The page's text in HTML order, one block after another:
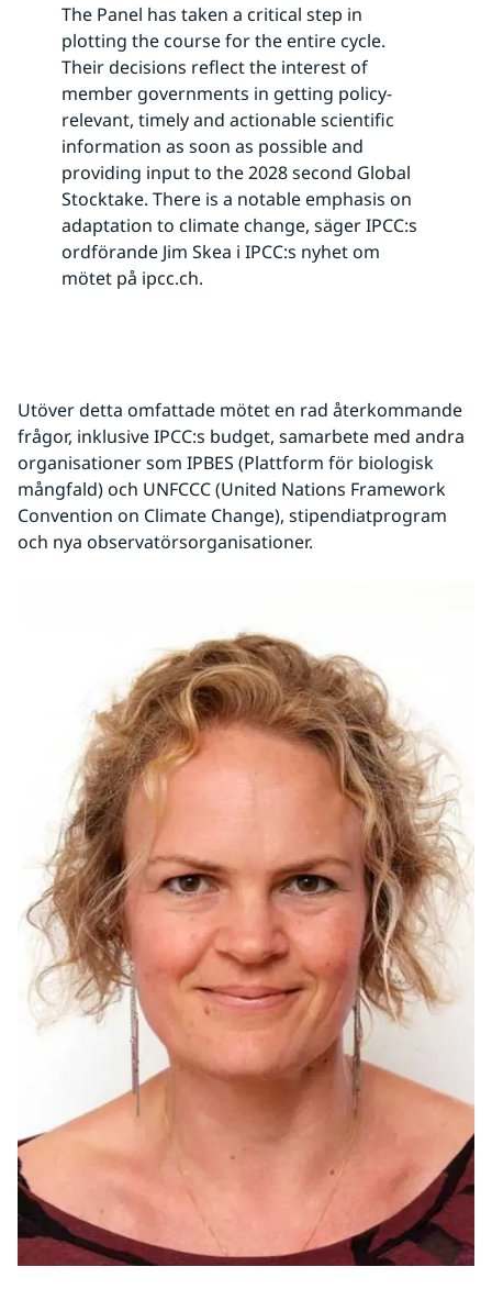
The Panel has taken a critical step in
plotting the course for the entire cycle.
Their decisions reflect the interest of
member governments in getting policy-
relevant, timely and actionable scientific
information as soon as possible and
providing input to the 2028 second Global
Stocktake. There is a notable emphasis on
adaptation to climate change, säger IPCC:s
ordförande Jim Skea i IPCC:s nyhet om
mötet på ipcc.ch.
Utöver detta omfattade mötet en rad återkommande
frågor, inklusive IPCC:s budget, samarbete med andra
organisationer som IPBES (Plattform för biologisk
mångfald) och UNFCCC (United Nations Framework
Convention on Climate Change), stipendiatprogram
och nya observatörsorganisationer.